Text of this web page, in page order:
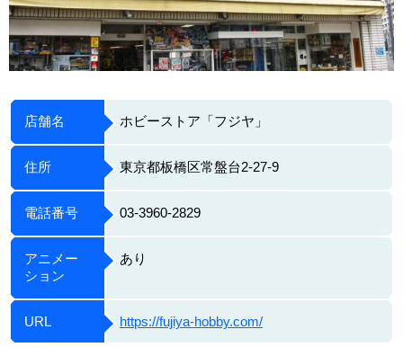
店舗名 ホビーストア「フジヤ」
住所 東京都板橋区常盤台2-27-9
電話番号 03-3960-2829
アニメー
ション
あり
URL https://fujiya-hobby.com/